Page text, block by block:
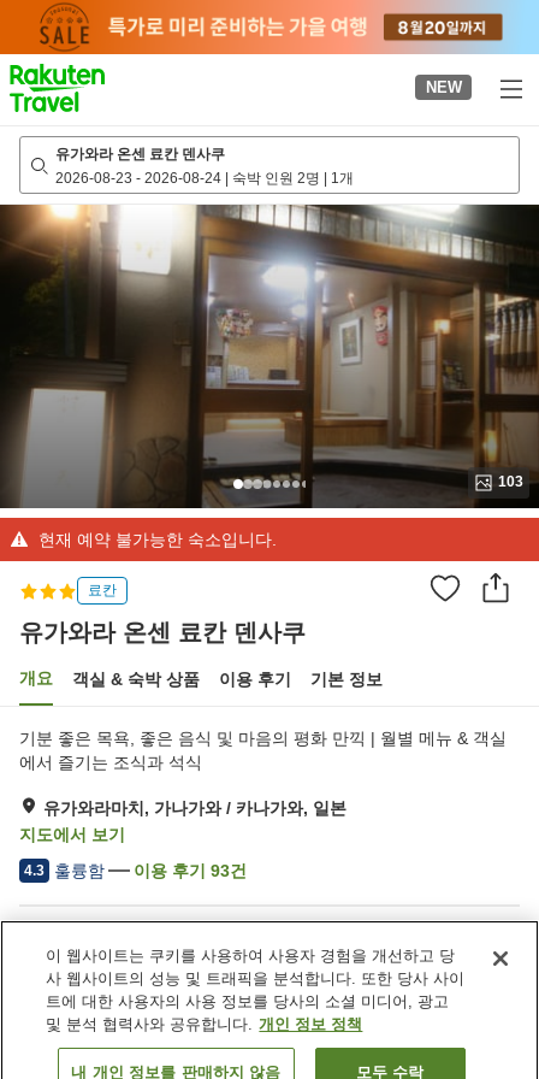
page
NEW
유가와라 온센 료칸 덴사쿠
2026-08-23 - 2026-08-24 | 숙박 인원 2명 | 1개
103
현재 예약 불가능한 숙소입니다.
료칸
유가와라 온센 료칸 덴사쿠
개요 객실 & 숙박 상품 이용 후기 기본 정보
기분 좋은 목욕, 좋은 음식 및 마음의 평화 만끽 | 월별 메뉴 & 객실
에서 즐기는 조식과 석식
유가와라마치, 가나가와 / 카나가와, 일본
지도에서 보기
4.3 훌륭함 이용 후기 93건
택배
연회장
노천탕 (온천)
대욕장
일본 가나가와 / 카나가와
이 웹사이트는 쿠키를 사용하여 사용자 경험을 개선하고 당
사 웹사이트의 성능 및 트래픽을 분석합니다. 또한 당사 사이
트에 대한 사용자의 사용 정보를 당사의 소셜 미디어, 광고
및 분석 협력사와 공유합니다. 개인 정보 정책
내 개인 정보를 판매하지 않음 모두 수락